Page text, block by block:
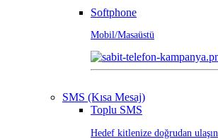
Softphone
Mobil/Masaüstü
SMS (Kısa Mesaj)
Toplu SMS
Hedef kitlenize doğrudan ulaşın